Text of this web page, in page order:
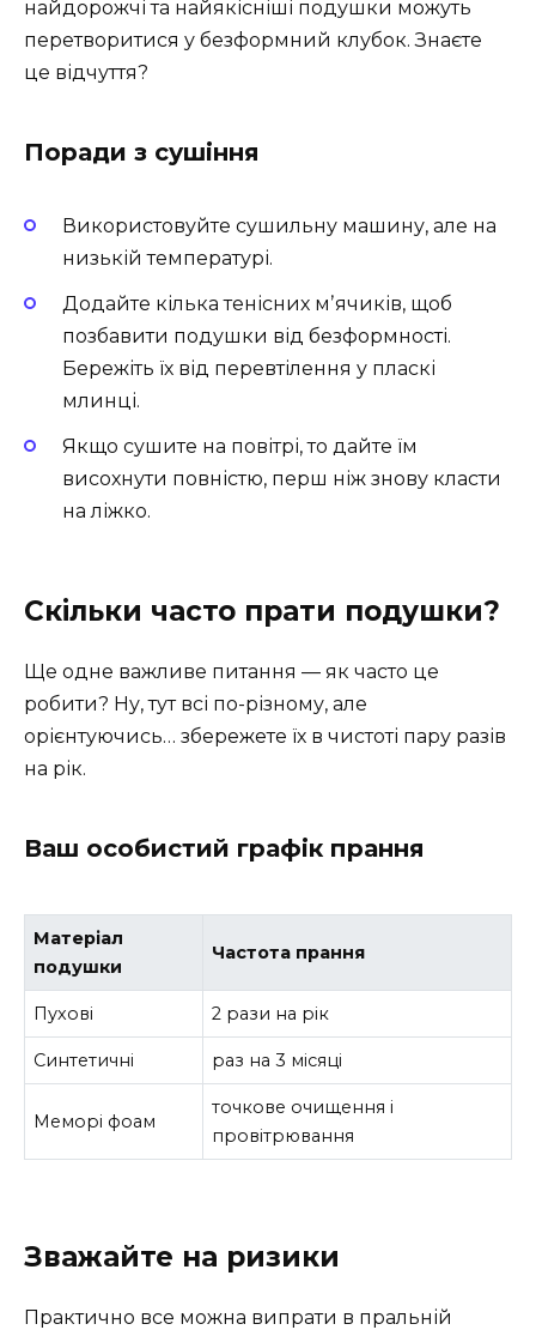
найдорожчі та найякісніші подушки можуть
перетворитися у безформний клубок. Знаєте
це відчуття?
Поради з сушіння
Використовуйте сушильну машину, але на
низькій температурі.
Додайте кілька тенісних мʼячиків, щоб
позбавити подушки від безформності.
Бережіть їх від перевтілення у пласкі
млинці.
Якщо сушите на повітрі, то дайте їм
висохнути повністю, перш ніж знову класти
на ліжко.
Скільки часто прати подушки?
Ще одне важливе питання — як часто це
робити? Ну, тут всі по-різному, але
орієнтуючись… збережете їх в чистоті пару разів
на рік.
Ваш особистий графік прання
Матеріал
подушки
Частота прання
Пухові 2 рази на рік
Синтетичні раз на 3 місяці
Меморі фоам
точкове очищення і
провітрювання
Зважайте на ризики
Практично все можна випрати в пральній